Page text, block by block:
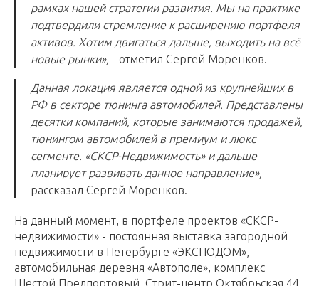
рамках нашей стратегии развития. Мы на практике
подтвердили стремление к расширению портфеля
активов. Хотим двигаться дальше, выходить на всё
новые рынки», - отметил Сергей Моренков.
Данная локация является одной из крупнейших в
РФ в секторе тюнинга автомобилей. Представлены
десятки компаний, которые занимаются продажей,
тюнингом автомобилей в премиум и люкс
сегменте. «СКСР-Недвижимость» и дальше
планирует развивать данное направление», -
рассказал Сергей Моренков.
На данный момент, в портфеле проектов «СКСР-
недвижимости» - постоянная выставка загородной
недвижимости в Петербурге «ЭКСПОДОМ»,
автомобильная деревня «Автополе», комплекс
Шестой Предпортовый, Стрит-центр Октябрьская 44,